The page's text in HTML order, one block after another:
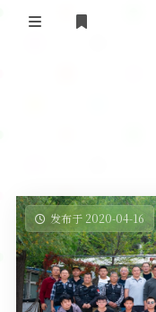
关于黄河
黄河使命
黄河新闻
政策法规
活动竞赛
行业新闻
无线电资料
BA4II
图文教程
器材专区
车载类别
编号申请
发布于 2020-04-16